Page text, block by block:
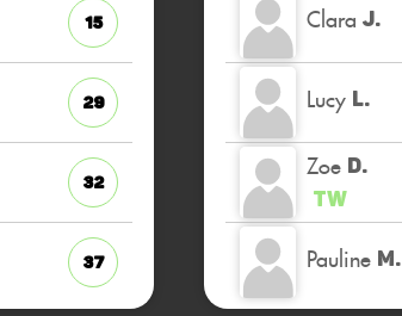
15
29
32
37
Clara J.
Lucy L.
Zoe D.
TW
Pauline M.